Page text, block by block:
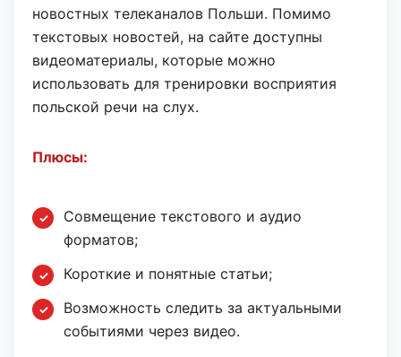
новостных телеканалов Польши. Помимо
текстовых новостей, на сайте доступны
видеоматериалы, которые можно
использовать для тренировки восприятия
польской речи на слух.
Плюсы:
Совмещение текстового и аудио
форматов;
Короткие и понятные статьи;
Возможность следить за актуальными
событиями через видео.